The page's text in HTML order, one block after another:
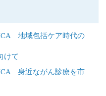
地域包括ケア時代の
けて
身近ながん診療を市